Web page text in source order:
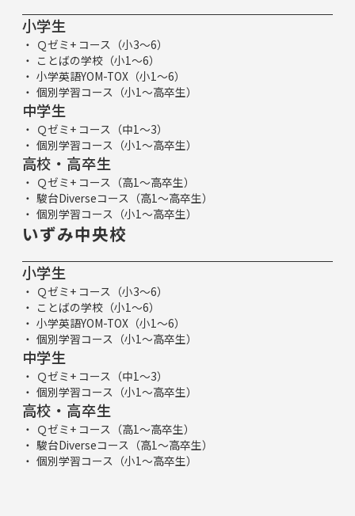
小学生
Ｑゼミ+ コース（小3～6）
ことばの学校（小1～6）
小学英語YOM-TOX（小1～6）
個別学習コース（小1～高卒生）
中学生
Ｑゼミ+ コース（中1～3）
個別学習コース（小1～高卒生）
高校・高卒生
Ｑゼミ+ コース（高1～高卒生）
駿台Diverseコース（高1～高卒生）
個別学習コース（小1～高卒生）
いずみ中央校
小学生
Ｑゼミ+ コース（小3～6）
ことばの学校（小1～6）
小学英語YOM-TOX（小1～6）
個別学習コース（小1～高卒生）
中学生
Ｑゼミ+ コース（中1～3）
個別学習コース（小1～高卒生）
高校・高卒生
Ｑゼミ+ コース（高1～高卒生）
駿台Diverseコース（高1～高卒生）
個別学習コース（小1～高卒生）